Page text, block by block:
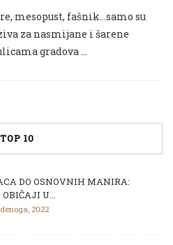
mesopust, fašnik…samo su
za nasmijane i šarene
gradova …
TOP 10
DO OSNOVNIH MANIRA:
U...
2022